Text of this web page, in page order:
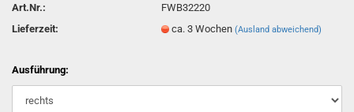
Art.Nr.:
FWB32220
Lieferzeit:
ca. 3 Wochen(Ausland abweichend)
Ausführung: